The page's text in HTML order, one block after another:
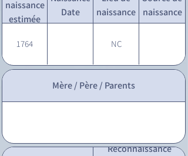
naissance
estimée
Date
naissance
naissance
1764 NC
Mère / Père / Parents
Reconnaissance